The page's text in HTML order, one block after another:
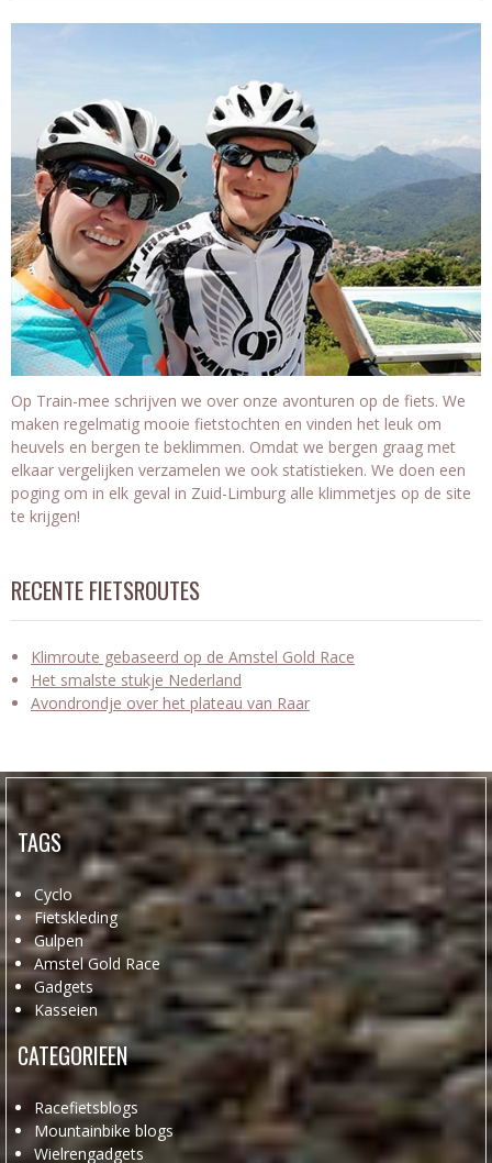
Op Train-mee schrijven we over onze avonturen op de fiets. We
maken regelmatig mooie fietstochten en vinden het leuk om
heuvels en bergen te beklimmen. Omdat we bergen graag met
elkaar vergelijken verzamelen we ook statistieken. We doen een
poging om in elk geval in Zuid-Limburg alle klimmetjes op de site
te krijgen!
RECENTE FIETSROUTES
Klimroute gebaseerd op de Amstel Gold Race
Het smalste stukje Nederland
Avondrondje over het plateau van Raar
TAGS
Cyclo
Fietskleding
Gulpen
Amstel Gold Race
Gadgets
Kasseien
CATEGORIEEN
Racefietsblogs
Mountainbike blogs
Wielrengadgets